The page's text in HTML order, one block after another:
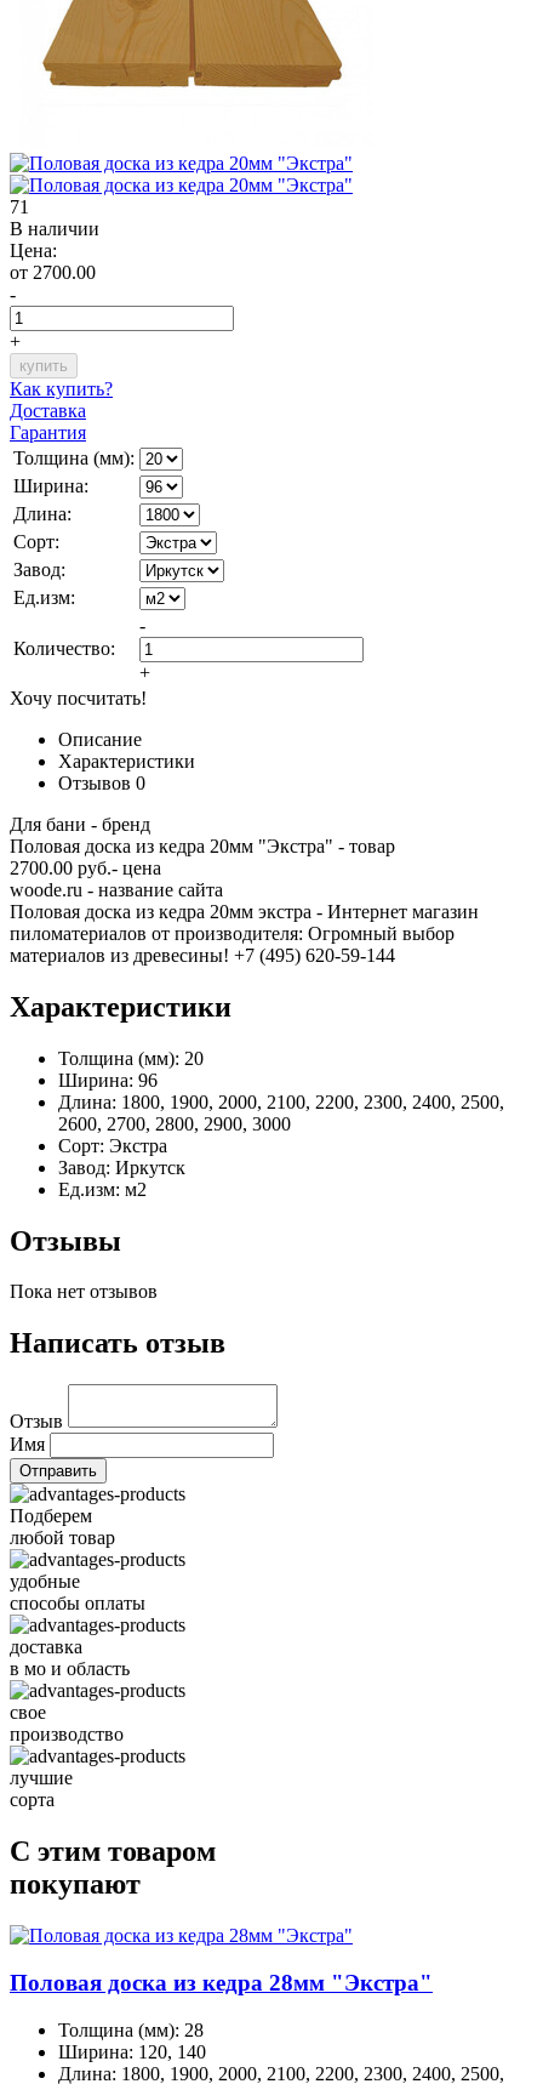
71
В наличии
Цена:
от 2700.00
-
+
Как купить?
Доставка
Гарантия
Толщина (мм):
Ширина:
Длина:
Сорт:
Завод:
Ед.изм:
Количество:
-
+
Хочу посчитать!
Описание
Характеристики
Отзывов 0
Для бани - бренд
Половая доска из кедра 20мм "Экстра" - товар
2700.00 руб.- цена
woode.ru - название сайта
Половая доска из кедра 20мм экстра - Интернет магазин
пиломатериалов от производителя: Огромный выбор
материалов из древесины! +7 (495) 620-59-144
Характеристики
Толщина (мм): 20
Ширина: 96
Длина: 1800, 1900, 2000, 2100, 2200, 2300, 2400, 2500,
2600, 2700, 2800, 2900, 3000
Сорт: Экстра
Завод: Иркутск
Ед.изм: м2
Отзывы
Пока нет отзывов
Написать отзыв
Отзыв
Имя
Подберем
любой товар
удобные
способы оплаты
доставка
в мо и область
свое
производство
лучшие
сорта
С этим товаром
покупают
Половая доска из кедра 28мм "Экстра"
Толщина (мм): 28
Ширина: 120, 140
Длина: 1800, 1900, 2000, 2100, 2200, 2300, 2400, 2500,